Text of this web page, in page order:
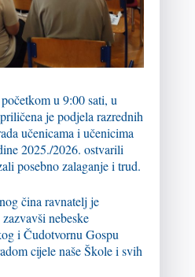
u 9:00 sati, u
je podjela razrednih
učenicama i učenicima
2025./2026. ostvarili
posebno zalaganje i trud.
čina ravnatelj je
nebeske
i Čudotvornu Gospu
cijele naše Škole i svih